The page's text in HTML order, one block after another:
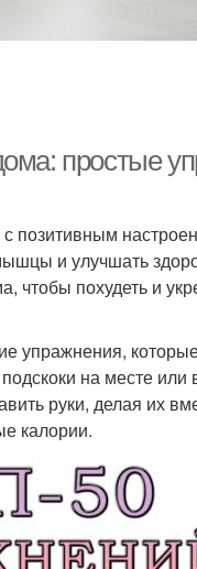
простые
позитивным
и улучшать
похудеть и
упражнения,
на месте
руки, делая их
калории.